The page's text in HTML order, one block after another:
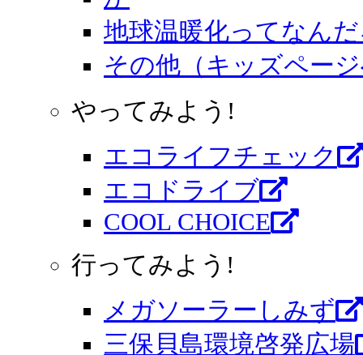
地球温暖化ってなん
その他（キッズペー
やってみよう!
エコライフチェック
エコドライブ
COOL CHOICE
行ってみよう!
メガソーラーしみず
三保貝島環境啓発広場